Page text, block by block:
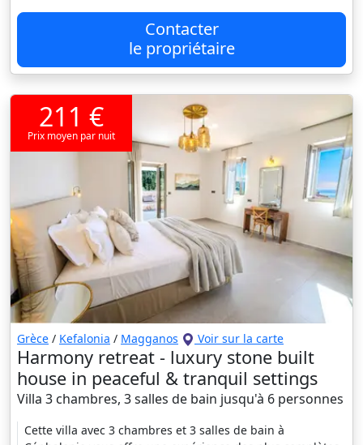
Contacter
le propriétaire
211 €
Prix moyen par nuit
Grèce / Kefalonia / Magganos Voir sur la carte
Harmony retreat - luxury stone built
house in peaceful & tranquil settings
Villa 3 chambres, 3 salles de bain jusqu'à 6 personnes
Cette villa avec 3 chambres et 3 salles de bain à